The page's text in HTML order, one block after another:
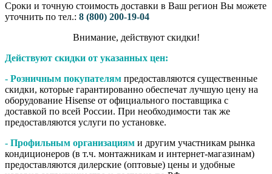
Сроки и точную стоимость доставки в Ваш регион Вы можете
уточнить по тел.: 8 (800) 200-19-04
Внимание,​ действуют​ скидки!
Действуют скидки от указанных цен:
- Розничным покупателям предоставляются существенные
скидки, которые гарантированно обеспечат лучшую цену на
оборудование Hisense от официального поставщика с
доставкой по всей России. При необходимости так же
предоставляются услуги по установке.
- Профильным организациям и другим участникам рынка
кондиционеров (в т.ч. монтажникам и интернет-магазинам)
предоставляются дилерские (оптовые) цены и удобные